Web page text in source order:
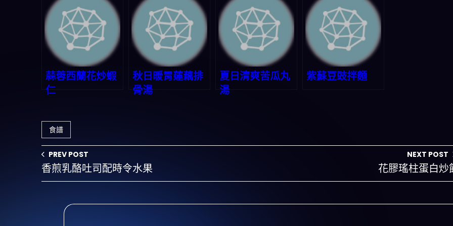
蒜蓉西蘭花炒蝦
仁
秋日暖胃蓮藕排
骨湯
夏日清爽苦瓜丸
湯
紫蘇豆豉拌麵
食譜
PREV POST
香煎乳酪吐司配時令水果
NEXT POST
花膠瑤柱蛋白炒